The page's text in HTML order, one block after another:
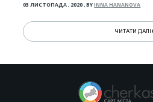
03 ЛИСТОПАДА , 2020,BYINNA HANANOVA
ЧИТАТИ ДАЛІ